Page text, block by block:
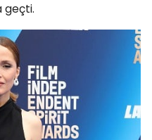
geçti.